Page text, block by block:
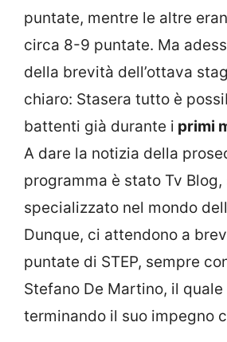
puntate, mentre le altre
circa 8-9 puntate. Ma
della brevità dell’ottava
chiaro: Stasera tutto è
battenti già durante i primi
A dare la notizia della
programma è stato Tv Blog,
specializzato nel mondo
Dunque, ci attendono a
puntate di STEP, sempre
Stefano De Martino, il quale
terminando il suo impegno